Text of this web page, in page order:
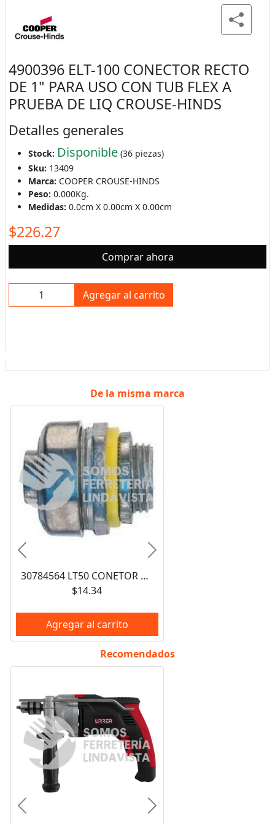
4900396 ELT-100 CONECTOR RECTO
DE 1" PARA USO CON TUB FLEX A
PRUEBA DE LIQ CROUSE-HINDS
Detalles generales
Stock: Disponible(36 piezas)
Sku: 13409
Marca: COOPER CROUSE-HINDS
Peso: 0.000Kg.
Medidas: 0.0cm X 0.00cm X 0.00cm
$226.27
Comprar ahora
Agregar al carrito
De la misma marca
30784564 LT50 CONETOR RECTO LIQUATITE 1/2" PARA USO CON TUBERIA FLEX A PBA DE LIQ CROUSE HINDS
$14.34
Agregar al carrito
Anterior Siguiente
Recomendados
Anterior Siguiente